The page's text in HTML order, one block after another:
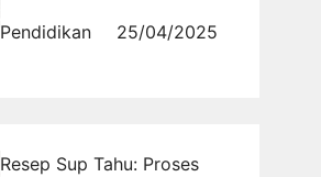
Pendidikan
25/04/2025
Resep Sup Tahu: Proses